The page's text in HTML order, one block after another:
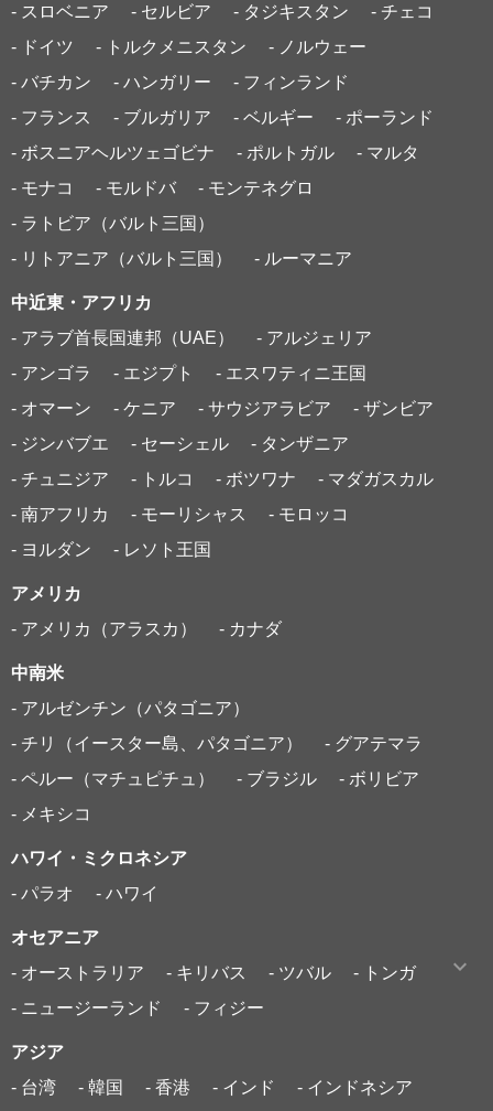
- スロベニア
- セルビア - タジキスタン
- チェコ
- ドイツ
- トルクメニスタン
- ノルウェー
- バチカン
- ハンガリー
- フィンランド
- フランス
- ブルガリア - ベルギー
- ポーランド
- ボスニアヘルツェゴビナ
- ポルトガル
- マルタ
- モナコ
- モルドバ
- モンテネグロ
- ラトビア（バルト三国）
- リトアニア（バルト三国）
- ルーマニア
中近東・アフリカ
- アラブ首長国連邦（UAE）
- アルジェリア
- アンゴラ
- エジプト
- エスワティニ王国
- オマーン
- ケニア - サウジアラビア
- ザンビア
- ジンバブエ
- セーシェル
- タンザニア
- チュニジア
- トルコ - ボツワナ
- マダガスカル
- 南アフリカ
- モーリシャス
- モロッコ
- ヨルダン
- レソト王国
アメリカ
- アメリカ（アラスカ）
- カナダ
中南米
- アルゼンチン（パタゴニア）
- チリ（イースター島、パタゴニア）
- グアテマラ
- ペルー（マチュピチュ）
- ブラジル
- ボリビア
- メキシコ
ハワイ・ミクロネシア
- パラオ
- ハワイ
オセアニア
- オーストラリア
- キリバス - ツバル
- トンガ
- ニュージーランド
- フィジー
アジア
- 台湾
- 韓国 - 香港 - インド
- インドネシア